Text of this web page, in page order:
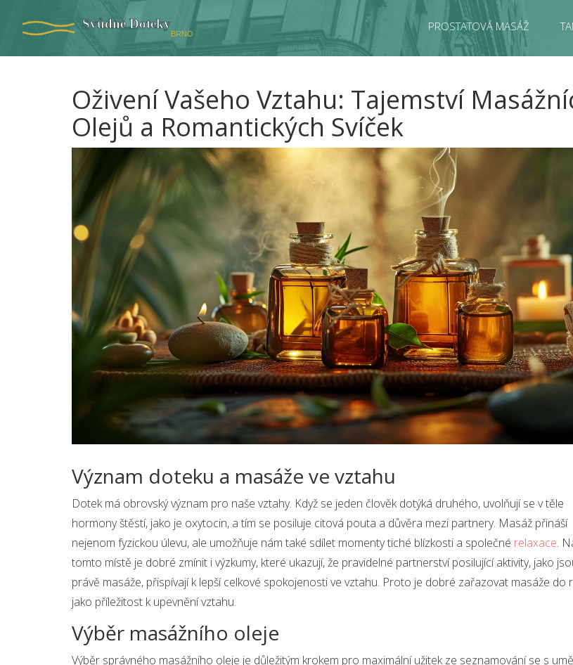
PROSTATOVÁ MASÁŽ
Oživení Vašeho Vztahu: Tajemství
Olejů a Romantických Svíček
Význam doteku a masáže ve vztahu
Dotek má obrovský význam pro naše vztahy. Když se jeden člověk dotýká druhého, uvolňují se v těle
hormony štěstí, jako je oxytocin, a tím se posiluje citová pouta a důvěra mezi partnery. Masáž přináší
nejenom fyzickou úlevu, ale umožňuje nám také sdílet momenty tiché blízkosti a společné relaxace.
tomto místě je dobré zmínit i výzkumy, které ukazují, že pravidelné partnerství posilující aktivity, jako
právě masáže, přispívají k lepší celkové spokojenosti ve vztahu. Proto je dobré zařazovat masáže do
jako příležitost k upevnění vztahu.
Výběr masážního oleje
Výběr správného masážního oleje je důležitým krokem pro maximální užitek ze seznamování se s